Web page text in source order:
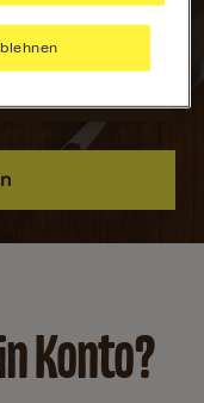
passend zu
Vorlieben.
Konto?